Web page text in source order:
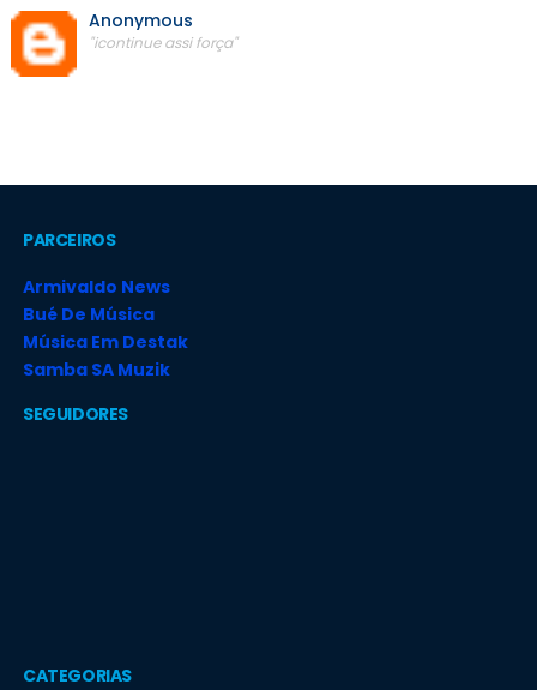
Anonymous
"icontinue assi força"
PARCEIROS
Armivaldo News
Bué De Música
Música Em Destak
Samba SA Muzik
SEGUIDORES
CATEGORIAS